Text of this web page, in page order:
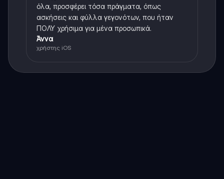
όλα, προσφέρει τόσα πράγματα, όπως
ασκήσεις και φύλλα γεγονότων, που ήταν
ΠΟΛΥ χρήσιμα για μένα προσωπικά.
Άννα
χρήστης iOS